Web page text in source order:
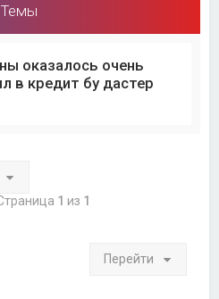
Темы
оказалось очень
в кредит бу дастер
1 из 1
Перейти